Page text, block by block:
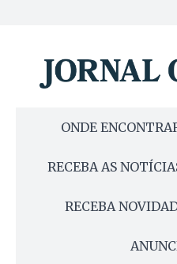
ONDE
RECEBA AS
RECEBA